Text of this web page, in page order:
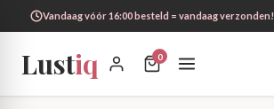
Vandaag vóór 16:00 besteld = vandaag verzonden!
Lustiq 0